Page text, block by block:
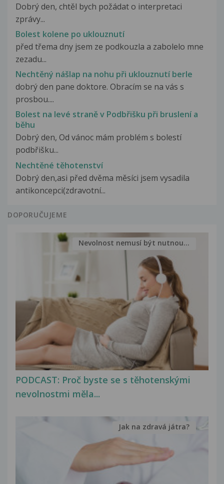
Dobrý den, chtěl bych požádat o interpretaci
zprávy...
Bolest kolene po uklouznutí
před třema dny jsem ze podkouzla a zabolelo mne
zezadu...
Nechtěný nášlap na nohu při uklouznutí berle
dobrý den pane doktore. Obracím se na vás s
prosbou....
Bolest na levé straně v Podbřišku při bruslení a
běhu
Dobrý den, Od vánoc mám problém s bolestí
podbřišku...
Nechtěné těhotenství
Dobrý den,asi před dvěma měsíci jsem vysadila
antikoncepci(zdravotní...
DOPORUČUJEME
PODCAST: Proč byste se s těhotenskými
nevolnostmi měla...
Nevolnost nemusí být nutnou...
Jak na zdravá játra?